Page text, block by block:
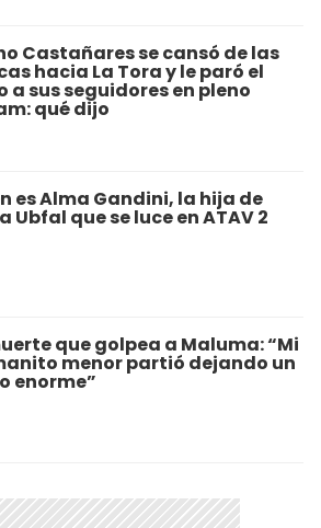
Castañares se cansó de las
hacia La Tora y le paró el
a sus seguidores en pleno
qué dijo
es Alma Gandini, la hija de
Ubfal que se luce en ATAV 2
que golpea a Maluma: “Mi
menor partió dejando un
enorme”